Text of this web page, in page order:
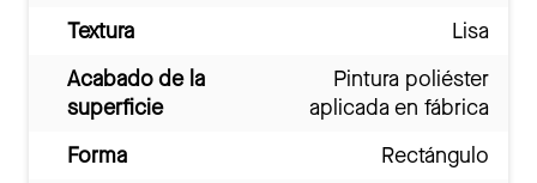
Textura
Lisa
Acabado de la
superficie
Pintura poliéster
aplicada en fábrica
Forma
Rectángulo